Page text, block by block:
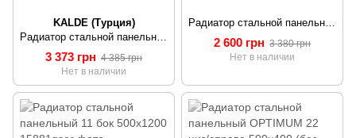
KALDE (Турция)
Радиатор стальной панельный KALDE 33 низ/справа 500x400 (без OUTER)
3 373 грн 4 385 грн
Нет в наличии
Радиатор стальной панельный 22 бок 500x800
2 600 грн 3 380 грн
Нет в наличии